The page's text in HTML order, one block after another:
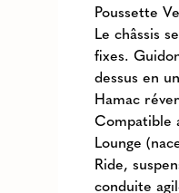
Poussette
Le châssis
fixes.
dessus en
Hamac
Compatible
Lounge
Ride,
conduite